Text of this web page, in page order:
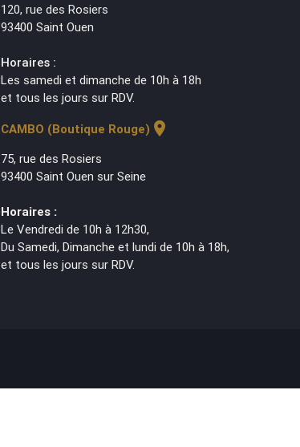
120, rue des Rosiers
93400 Saint Ouen
Horaires :
Les samedi et dimanche de 10h à 18h
et tous les jours sur RDV.
CAMBO (Boutique Rouge) location_on
75, rue des Rosiers
93400 Saint Ouen sur Seine
Horaires :
Le Vendredi de 10h à 12h30,
Du Samedi, Dimanche et lundi de 10h à 18h,
et tous les jours sur RDV.